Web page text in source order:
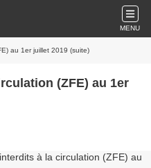
MENU
au 1er juillet 2019 (suite)
(ZFE) au 1er